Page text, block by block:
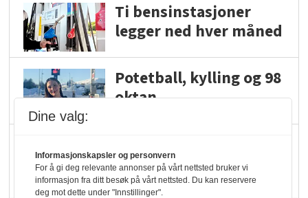
Ti bensinstasjoner
legger ned hver måned
Potetball, kylling og 98
oktan
endring: Stadig større
serveringstilbud
Dine valg:
Informasjonskapsler og personvern
For å gi deg relevante annonser på vårt nettsted bruker vi
informasjon fra ditt besøk på vårt nettsted. Du kan reservere
deg mot dette under "Innstillinger".